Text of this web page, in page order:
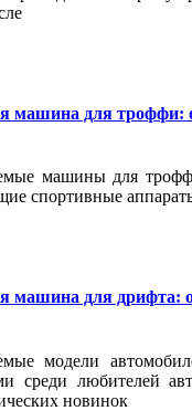
машина для троффи:
машины для
спортивные
машина для дрифта:
модели
среди любителей
новинок